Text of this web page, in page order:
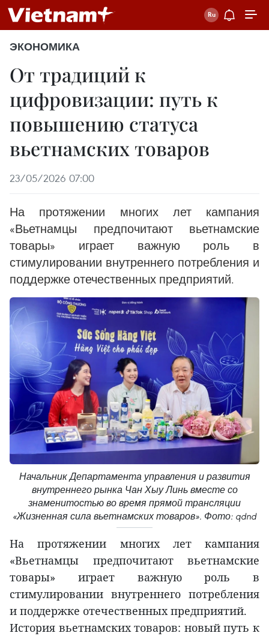
ЭКОНОМИКА
От традиций к
цифровизации: путь к
повышению статуса
вьетнамских товаров
23/05/2026 07:00
На протяжении многих лет кампания
«Вьетнамцы предпочитают вьетнамские
товары» играет важную роль в
стимулировании внутреннего потребления и
поддержке отечественных предприятий.
Начальник Департамента управления и развития
внутреннего рынка Чан Хыу Линь вместе со
знаменитостью во время прямой трансляции
«Жизненная сила вьетнамских товаров». Фото: qdnd
На протяжении многих лет кампания
«Вьетнамцы предпочитают вьетнамские
товары» играет важную роль в
стимулировании внутреннего потребления
и поддержке отечественных предприятий.
История вьетнамских товаров: новый путь к